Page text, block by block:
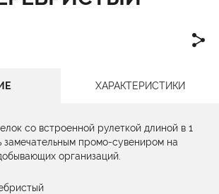
ХАРАКТЕРИСТИКИ
со встроенной рулеткой длиной в 1
замечательным промо-сувениром на
организаций.